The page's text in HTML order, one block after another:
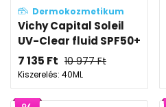
Dermokozmetikum
Vichy Capital Soleil
UV-Clear fluid SPF50+
7 135 Ft 10 977Ft
Kiszerelés: 40ML